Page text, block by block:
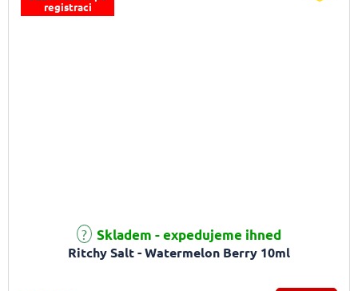
registraci
Ritchy Salt - Watermelon Berry 10ml
Skladem - expedujeme ihned